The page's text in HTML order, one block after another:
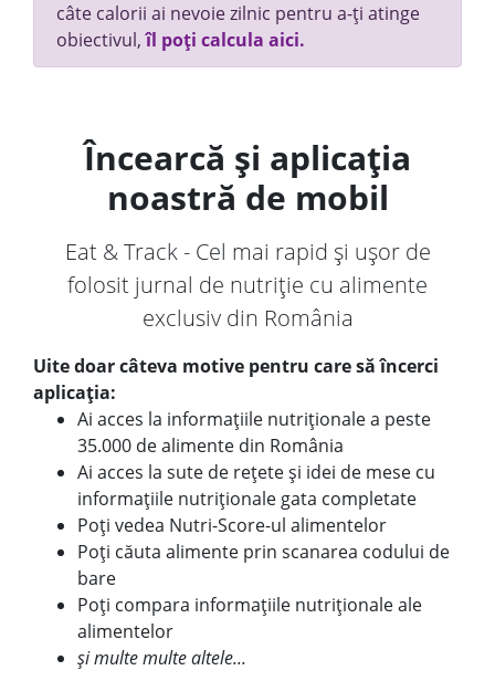
câte calorii ai nevoie zilnic pentru a-ți atinge
obiectivul,îl poți calcula aici.
Încearcă și aplicația
noastră de mobil
Eat & Track - Cel mai rapid și ușor de
folosit jurnal de nutriție cu alimente
exclusiv din România
Uite doar câteva motive pentru care să încerci
aplicația:
Ai acces la informațiile nutriționale a peste
35.000 de alimente din România
Ai acces la sute de rețete și idei de mese cu
informațiile nutriționale gata completate
Poți vedea Nutri-Score-ul alimentelor
Poți căuta alimente prin scanarea codului de
bare
Poți compara informațiile nutriționale ale
alimentelor
și multe multe altele...